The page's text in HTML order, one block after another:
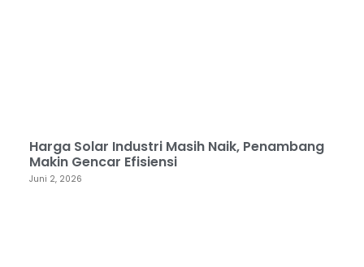
Harga Solar Industri Masih Naik, Penambang
Makin Gencar Efisiensi
Juni 2, 2026